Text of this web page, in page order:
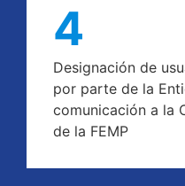
4
Designación de
por parte de la
comunicación a la
de la FEMP